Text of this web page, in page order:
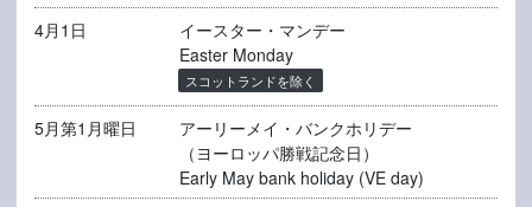
4月1日
イースター・マンデー
Easter Monday
スコットランドを除く
5月第1月曜日
アーリーメイ・バンクホリデー
（ヨーロッパ勝戦記念日）
Early May bank holiday (VE day)